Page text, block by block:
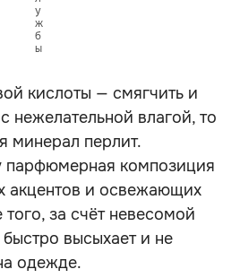
у
ж
б
ы
кислоты — смягчить и
нежелательной влагой, то
минерал перлит.
парфюмерная композиция
акцентов и освежающих
за счёт невесомой
высыхает и не
одежде.